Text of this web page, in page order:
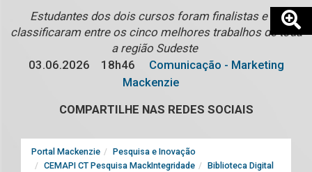
Estudantes dos dois cursos foram finalistas e se
classificaram entre os cinco melhores trabalhos de toda
a região Sudeste
03.06.2026
18h46
Comunicação - Marketing
Mackenzie
COMPARTILHE NAS REDES SOCIAIS
Portal Mackenzie
Pesquisa e Inovação
CEMAPI CT Pesquisa MackIntegridade
Biblioteca Digital